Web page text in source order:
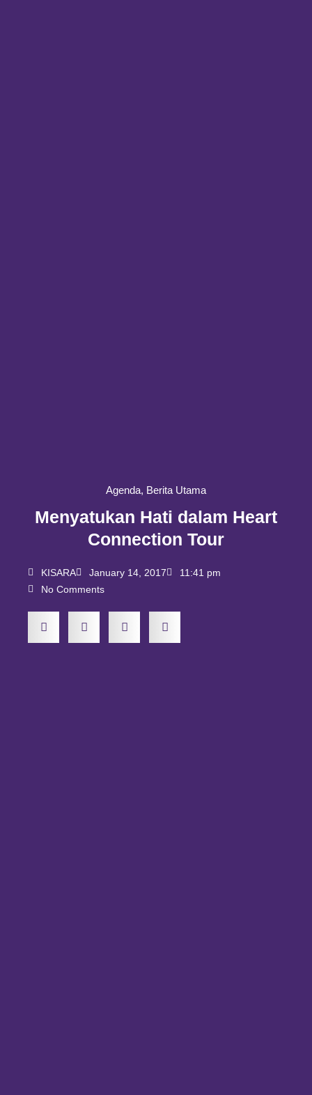
Agenda, Berita Utama
Menyatukan Hati dalam Heart
Connection Tour
KISARA January 14, 2017
11:41 pm
No Comments